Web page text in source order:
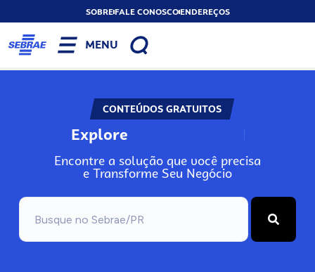
SOBREFALE CONOSCOENDEREÇOS
MENU
CONTEÚDOS GRATUITOS
Explore N
Encontre a solução que você precisa
e Transforme Seu Negócio